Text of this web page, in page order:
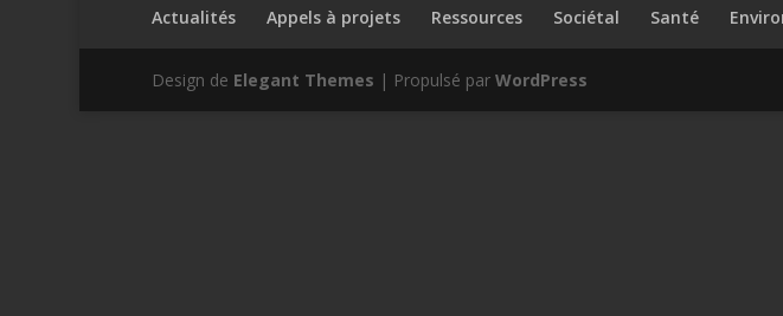
Actualités Appels à projets Ressources Sociétal Santé
Design de Elegant Themes | Propulsé par WordPress